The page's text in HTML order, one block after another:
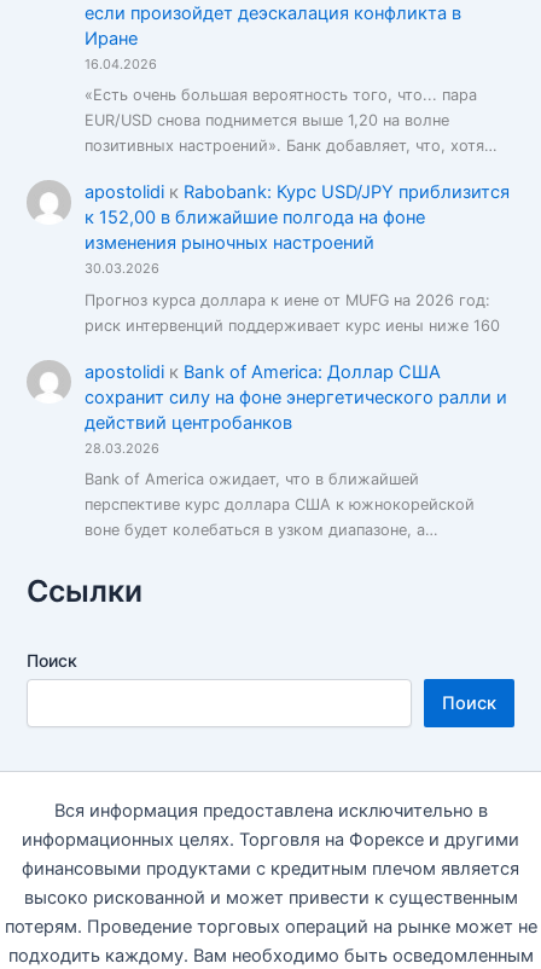
если произойдет деэскалация конфликта в
Иране
16.04.2026
«Есть очень большая вероятность того, что... пара
EUR/USD снова поднимется выше 1,20 на волне
позитивных настроений». Банк добавляет, что, хотя…
apostolidiк Rabobank: Курс USD/JPY приблизится
к 152,00 в ближайшие полгода на фоне
изменения рыночных настроений
30.03.2026
Прогноз курса доллара к иене от MUFG на 2026 год:
риск интервенций поддерживает курс иены ниже 160
apostolidiк Bank of America: Доллар США
сохранит силу на фоне энергетического ралли и
действий центробанков
28.03.2026
Bank of America ожидает, что в ближайшей
перспективе курс доллара США к южнокорейской
воне будет колебаться в узком диапазоне, а…
Ссылки
Поиск
Поиск
Вся информация предоставлена исключительно в
информационных целях. Торговля на Форексе и другими
финансовыми продуктами с кредитным плечом является
высоко рискованной и может привести к существенным
потерям. Проведение торговых операций на рынке может не
подходить каждому. Вам необходимо быть осведомленным